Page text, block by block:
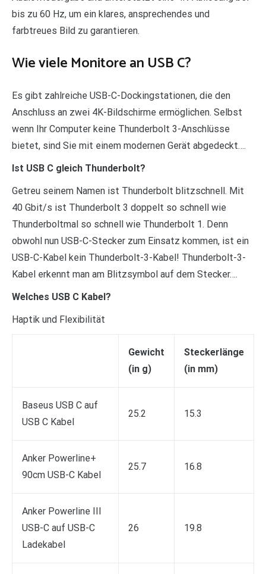
bis zu 60 Hz, um ein klares, ansprechendes und
farbtreues Bild zu garantieren.
Wie viele Monitore an USB C?
Es gibt zahlreiche USB-C-Dockingstationen, die den
Anschluss an zwei 4K-Bildschirme ermöglichen. Selbst
wenn Ihr Computer keine Thunderbolt 3-Anschlüsse
bietet, sind Sie mit einem modernen Gerät abgedeckt….
Ist USB C gleich Thunderbolt?
Getreu seinem Namen ist Thunderbolt blitzschnell. Mit
40 Gbit/s ist Thunderbolt 3 doppelt so schnell wie
Thunderboltmal so schnell wie Thunderbolt 1. Denn
obwohl nun USB-C-Stecker zum Einsatz kommen, ist ein
USB-C-Kabel kein Thunderbolt-3-Kabel! Thunderbolt-3-
Kabel erkennt man am Blitzsymbol auf dem Stecker….
Welches USB C Kabel?
Haptik und Flexibilität
Gewicht
(in g)
Steckerlänge
(in mm)
Baseus USB C auf
USB C Kabel
25.2 15.3
Anker Powerline+
90cm USB-C Kabel
25.7 16.8
Anker Powerline III
USB-C auf USB-C
Ladekabel
26 19.8